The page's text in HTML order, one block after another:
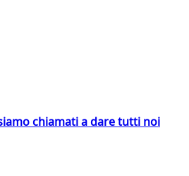
chiamati a dare tutti noi